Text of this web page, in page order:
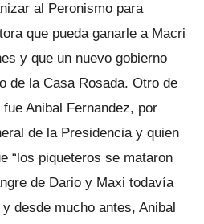
al Peronismo para
que pueda ganarle a Macri
y que un nuevo gobierno
de la Casa Rosada. Otro de
Anibal Fernandez, por
de la Presidencia y quien
“los piqueteros se mataron
de Dario y Maxi todavía
desde mucho antes, Anibal